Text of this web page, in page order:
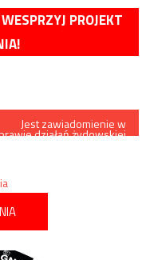
PROJEKT
Jest zawiadomienie w
działań żydowskiej